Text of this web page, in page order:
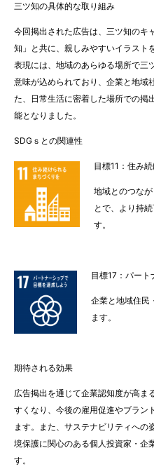
三ツ知の具体的な取り組み
今回掲出された広告は、三ツ知のキ
知」と共に、親しみやすいイラスト
表現には、地域のあらゆる場所で三
意味が込められており、企業と地域
た、日常生活に密着した場所での掲
能となりました。
SDGｓとの関連性
目標11：住み
地域とのつな
とで、より持
す。
目標17：パート
企業と地域住民
ます。
期待される効果
広告掲出を通じて企業認知度が高ま
すくなり、今後の雇用促進やブラン
ます。また、サステナビリティへの
境保護に関心のある個人投資家・企
す。